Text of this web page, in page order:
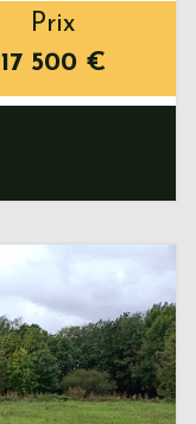
Prix
17 500 €